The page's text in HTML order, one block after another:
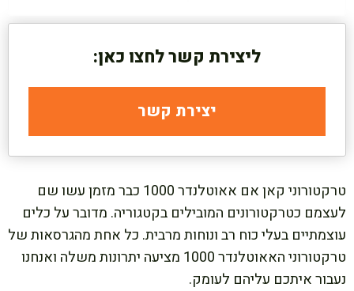
ליצירת קשר לחצו כאן:
יצירת קשר
טרקטורוני קאן אם אאוטלנדר 1000 כבר מזמן עשו שם
לעצמם כטרקטורונים המובילים בקטגוריה. מדובר על כלים
עוצמתיים בעלי כוח רב ונוחות מרבית. כל אחת מהגרסאות של
טרקטורוני האאוטלנדר 1000 מציעה יתרונות משלה ואנחנו
נעבור איתכם עליהם לעומק.